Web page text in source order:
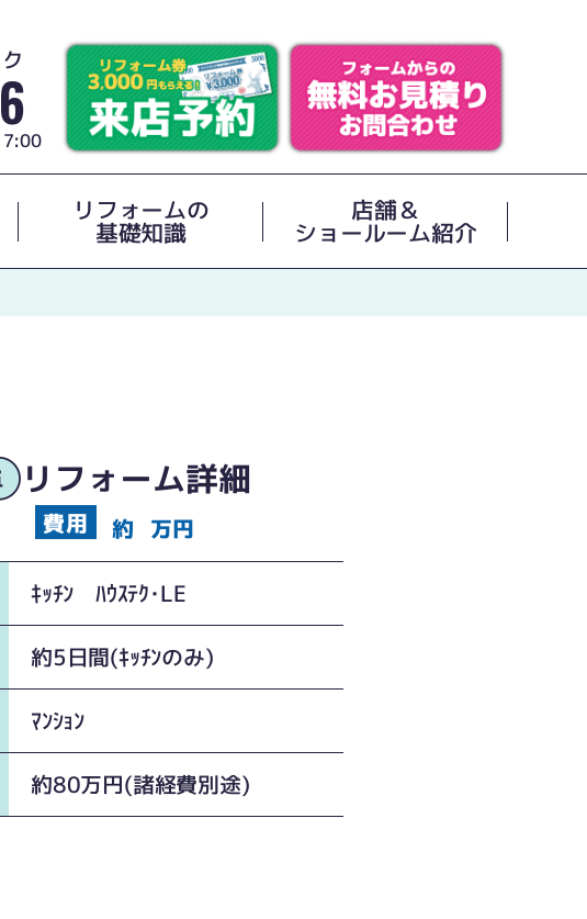
リフォームの
基礎知識
店舗＆
ショールーム紹介
リフォーム詳細
約 万円
ｷｯﾁﾝ ﾊｳｽﾃｸ･LE
約5日間(ｷｯﾁﾝのみ)
ﾏﾝｼｮﾝ
約80万円(諸経費別途)